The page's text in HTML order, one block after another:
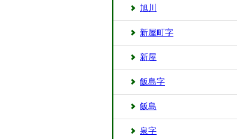
旭川
新屋町字
新屋
飯島字
飯島
泉字